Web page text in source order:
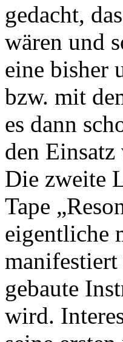
gedacht,
wären und
eine bisher
bzw. mit
es dann
den
Die zweite
Tape
eigentliche
gebaute
wird.